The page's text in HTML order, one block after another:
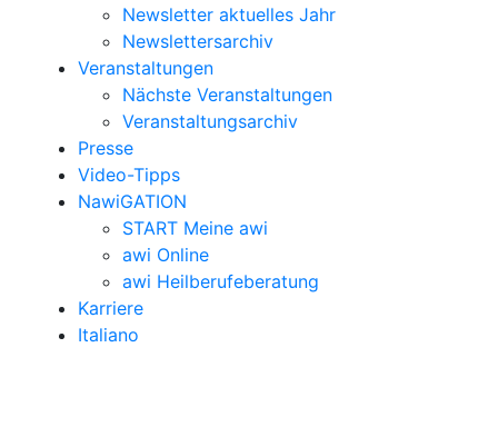
Newsletter aktuelles Jahr
Newslettersarchiv
Veranstaltungen
Nächste Veranstaltungen
Veranstaltungsarchiv
Presse
Video-Tipps
NawiGATION
START Meine awi
awi Online
awi Heilberufeberatung
Karriere
Italiano